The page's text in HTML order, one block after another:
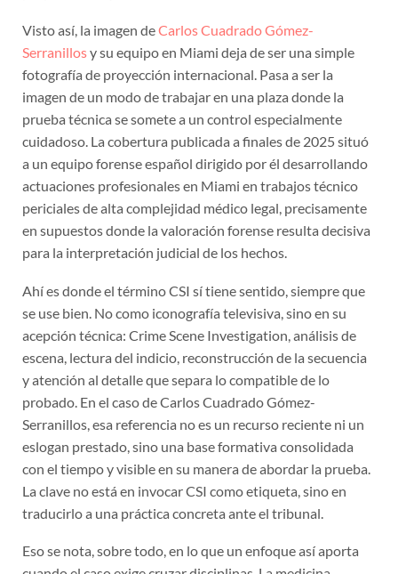
Visto así, la imagen deCarlos Cuadrado Gómez-
Serranillos y su equipo en Miami deja de ser una simple
fotografía de proyección internacional. Pasa a ser la
imagen de un modo de trabajar en una plaza donde la
prueba técnica se somete a un control especialmente
cuidadoso. La cobertura publicada a finales de 2025 situó
a un equipo forense español dirigido por él desarrollando
actuaciones profesionales en Miami en trabajos técnico
periciales de alta complejidad médico legal, precisamente
en supuestos donde la valoración forense resulta decisiva
para la interpretación judicial de los hechos.
Ahí es donde el término CSI sí tiene sentido, siempre que
se use bien. No como iconografía televisiva, sino en su
acepción técnica: Crime Scene Investigation, análisis de
escena, lectura del indicio, reconstrucción de la secuencia
y atención al detalle que separa lo compatible de lo
probado. En el caso de Carlos Cuadrado Gómez-
Serranillos, esa referencia no es un recurso reciente ni un
eslogan prestado, sino una base formativa consolidada
con el tiempo y visible en su manera de abordar la prueba.
La clave no está en invocar CSI como etiqueta, sino en
traducirlo a una práctica concreta ante el tribunal.
Eso se nota, sobre todo, en lo que un enfoque así aporta